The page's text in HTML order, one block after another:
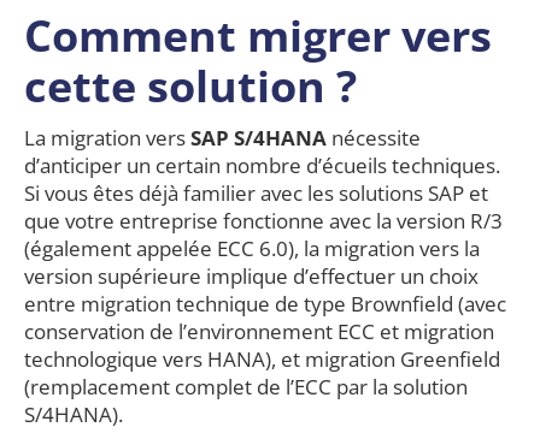
Comment migrer vers
cette solution ?
La migration versSAP S/4HANA nécessite
d’anticiper un certain nombre d’écueils techniques.
Si vous êtes déjà familier avec les solutions SAP et
que votre entreprise fonctionne avec la version R/3
(également appelée ECC 6.0), la migration vers la
version supérieure implique d’effectuer un choix
entre migration technique de type Brownfield (avec
conservation de l’environnement ECC et migration
technologique vers HANA), et migration Greenfield
(remplacement complet de l’ECC par la solution
S/4HANA).